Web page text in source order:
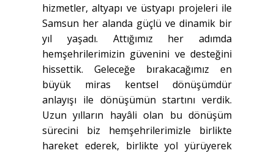
hizmetler, altyapı ve üstyapı projeleri ile
Samsun her alanda güçlü ve dinamik bir
yıl yaşadı. Attığımız her adımda
hemşehrilerimizin güvenini ve desteğini
hissettik. Geleceğe bırakacağımız en
büyük miras kentsel dönüşümdür
anlayışı ile dönüşümün startını verdik.
Uzun yılların hayâli olan bu dönüşüm
sürecini biz hemşehrilerimizle birlikte
hareket ederek, birlikte yol yürüyerek